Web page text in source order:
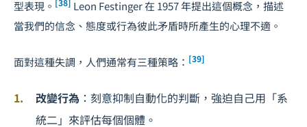
型表現。 [38] Leon Festinger 在 1957 年提出這個概念，描述
當我們的信念、態度或行為彼此矛盾時所產生的心理不適。
面對這種失調，人們通常有三種策略： [39]
改變行為 ：刻意抑制自動化的判斷，強迫自己用「系
統二」來評估每個個體。